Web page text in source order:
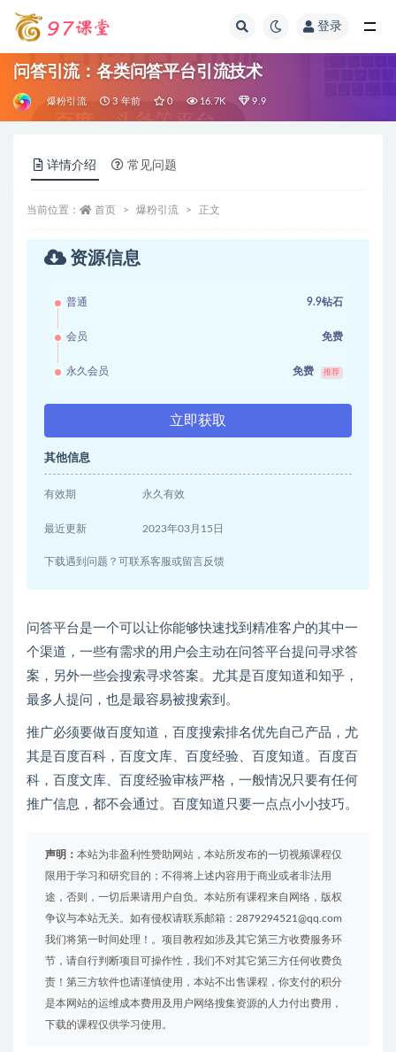
登录
问答引流：各类问答平台引流技术
爆粉引流 3 年前 0 16.7K 9.9
详情介绍 常见问题
当前位置： 首页 爆粉引流 正文
资源信息
普通 9.9钻石
会员 免费
永久会员 免费 推荐
立即获取
其他信息
有效期 永久有效
最近更新 2023年03月15日
下载遇到问题？可联系客服或留言反馈
问答平台是一个可以让你能够快速找到精准客户的其中一
个渠道，一些有需求的用户会主动在问答平台提问寻求答
案，另外一些会搜索寻求答案。尤其是百度知道和知乎，
最多人提问，也是最容易被搜索到。
推广必须要做百度知道，百度搜索排名优先自己产品，尤
其是百度百科，百度文库、百度经验、百度知道。百度百
科，百度文库、百度经验审核严格，一般情况只要有任何
推广信息，都不会通过。百度知道只要一点点小小技巧。
声明： 本站为非盈利性赞助网站，本站所发布的一切视频课程仅
限用于学习和研究目的；不得将上述内容用于商业或者非法用
途，否则，一切后果请用户自负。本站所有课程来自网络，版权
争议与本站无关。如有侵权请联系邮箱：2879294521@qq.com
我们将第一时间处理！。项目教程如涉及其它第三方收费服务环
节，请自行判断项目可操作性，我们不对其它第三方任何收费负
责！第三方软件也请谨慎使用，本站不出售课程，你支付的积分
是本网站的运维成本费用及用户网络搜集资源的人力付出费用，
下载的课程仅供学习使用。